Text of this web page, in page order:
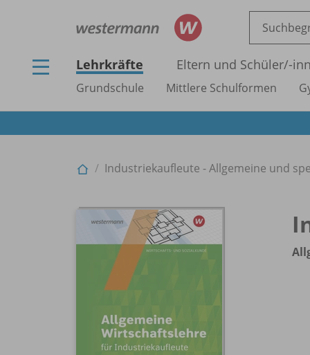
Lehrkräfte Eltern und Schüler/-
Grundschule Mittlere Schulformen
Industriekaufleute - Allgemeine und